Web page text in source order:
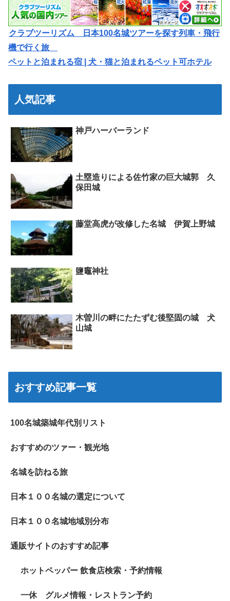
クラブツーリズム 日本100名城ツアーを探す列車・飛行
機で行く旅
ペットと泊まれる宿 | 犬・猫と泊まれるペット可ホテル
人気記事
神戸ハーバーランド
土塁造りによる佐竹家の巨大城郭 久
保田城
藤堂高虎が改修した名城 伊賀上野城
鹽竈神社
木曽川の畔にたたずむ後堅固の城 犬
山城
おすすめ記事一覧
100名城築城年代別リスト
おすすめのツァー・観光地
名城を訪ねる旅
日本１００名城の選定について
日本１００名城地域別分布
通販サイトのおすすめ記事
ホットペッパー 飲食店検索・予約情報
一休 グルメ情報・レストラン予約